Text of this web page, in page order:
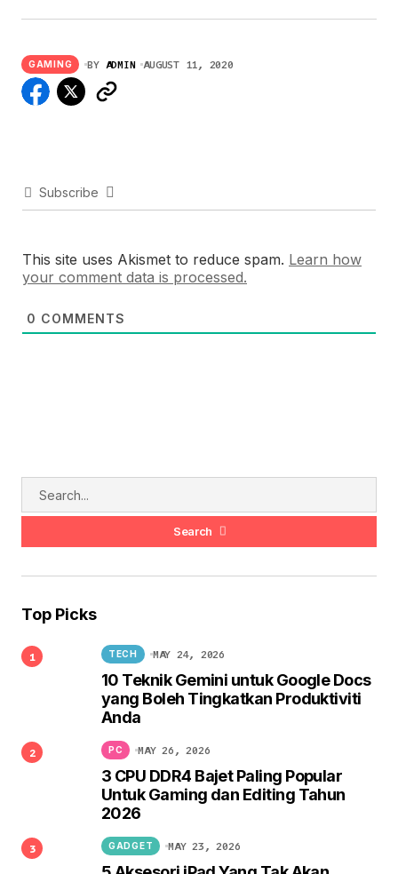
GAMING BY ADMIN AUGUST 11, 2020
Subscribe
This site uses Akismet to reduce spam. Learn how
your comment data is processed.
0 COMMENTS
Search
Top Picks
10 Teknik Gemini untuk Google Docs
yang Boleh Tingkatkan Produktiviti
Anda
TECH MAY 24, 2026
3 CPU DDR4 Bajet Paling Popular
Untuk Gaming dan Editing Tahun
2026
PC MAY 26, 2026
GADGET MAY 23, 2026